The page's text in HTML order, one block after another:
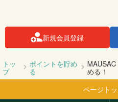
新規会員登録
トッ
プ
ポイントを貯め
る
める！
ページト